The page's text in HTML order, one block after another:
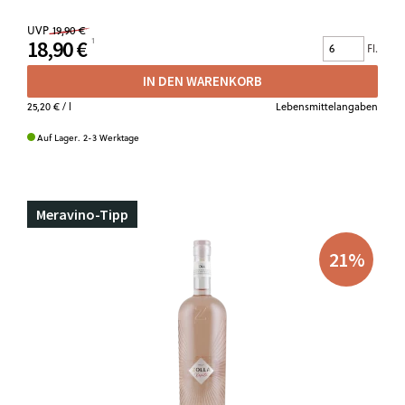
UVP 19,90 €
18,90 € Fl.
IN DEN WARENKORB
25,20 €/ l Lebensmittelangaben
Auf Lager. 2-3 Werktage
Meravino-Tipp
21%